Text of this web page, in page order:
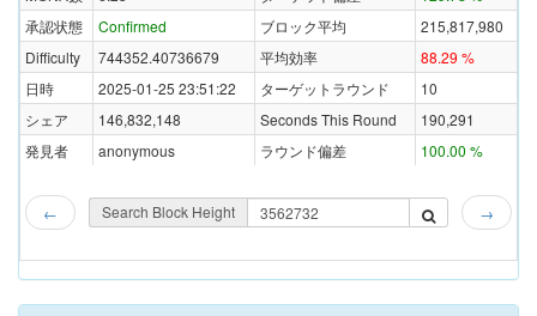
承認状態
Confirmed ブロック平均
215,817,980
Difficulty
744352.40736679 平均効率
88.29 %
日時
2025-01-25 23:51:22 ターゲットラウンド
10
シェア
146,832,148 Seconds This Round
190,291
発見者
anonymous ラウンド偏差 100.00 %
← Search Block Height →